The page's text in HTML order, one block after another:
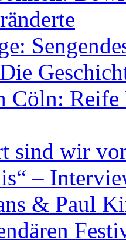
Cöln:
sind wir
–
& Paul